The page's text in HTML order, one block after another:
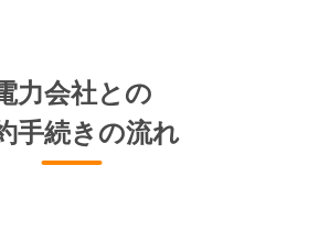
力会社との
手続きの流れ